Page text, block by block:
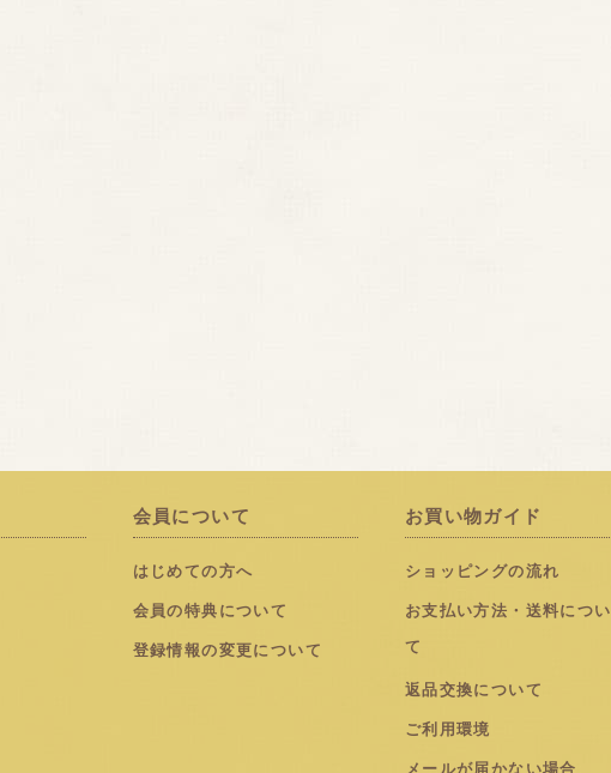
会員について
はじめての方へ
会員の特典について
登録情報の変更について
お買い物ガイド
ショッピングの流れ
お支払い方法・送料につい
て
返品交換について
ご利用環境
メールが届かない場合